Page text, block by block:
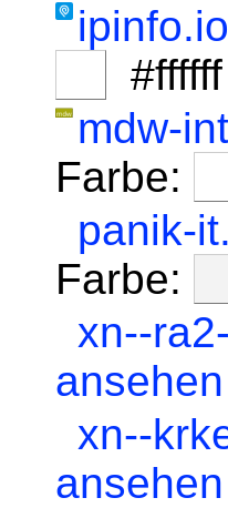
ipinfo.io
#ffffff
mdw-
Farbe:
panik-
Farbe:
xn--
ansehen
xn--
ansehen